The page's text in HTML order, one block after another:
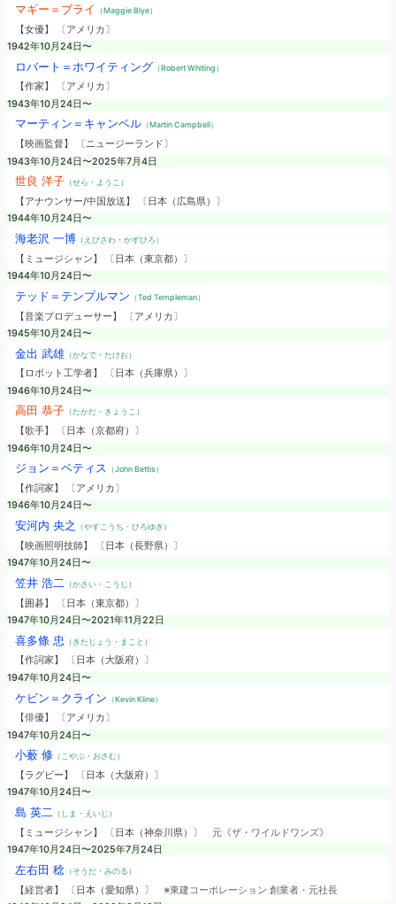
マギー＝ブライ （Maggie Blye）
【女優】 〔アメリカ〕
1942年10月24日〜
ロバート＝ホワイティング （Robert Whiting）
【作家】 〔アメリカ〕
1943年10月24日〜
マーティン＝キャンベル（Martin Campbell）
【映画監督】 〔ニュージーランド〕
1943年10月24日〜2025年7月4日
世良 洋子（せら・ようこ）
【アナウンサー/中国放送】 〔日本（広島県）〕
1944年10月24日〜
海老沢 一博（えびさわ・かずひろ）
【ミュージシャン】 〔日本（東京都）〕
1944年10月24日〜
テッド＝テンプルマン （Ted Templeman）
【音楽プロデューサー】 〔アメリカ〕
1945年10月24日〜
金出 武雄（かなで・たけお）
【ロボット工学者】 〔日本（兵庫県）〕
1946年10月24日〜
高田 恭子（たかだ・きょうこ）
【歌手】 〔日本（京都府）〕
1946年10月24日〜
ジョン＝ベティス （John Bettis）
【作詞家】 〔アメリカ〕
1946年10月24日〜
安河内 央之 （やすこうち・ひろゆき）
【映画照明技師】 〔日本（長野県）〕
1947年10月24日〜
笠井 浩二 （かさい・こうじ）
【囲碁】 〔日本（東京都）〕
1947年10月24日〜2021年11月22日
喜多條 忠 （きたじょう・まこと）
【作詞家】 〔日本（大阪府）〕
1947年10月24日〜
ケビン＝クライン （Kevin Kline）
【俳優】 〔アメリカ〕
1947年10月24日〜
小薮 修（こやぶ・おさむ）
【ラグビー】 〔日本（大阪府）〕
1947年10月24日〜
島 英二 （しま・えいじ）
【ミュージシャン】 〔日本（神奈川県）〕 元《ザ・ワイルドワンズ》
1947年10月24日〜2025年7月24日
左右田 稔（そうだ・みのる）
【経営者】 〔日本（愛知県）〕 ※東建コーポレーション 創業者・元社長